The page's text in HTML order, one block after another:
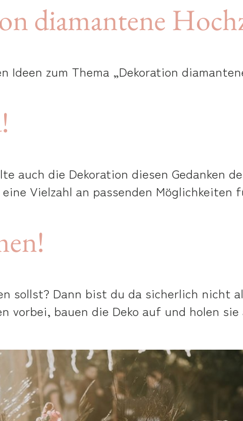
diamantene
zum Thema „Dekoration
auch die Dekoration diesen Gedanken
Vielzahl an passenden Möglichkeiten
sollst? Dann bist du da sicherlich nicht
vorbei, bauen die Deko auf und holen